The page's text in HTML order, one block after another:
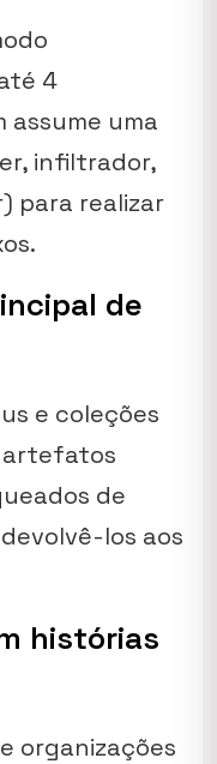
4
assume uma
infiltrador,
para realizar
de
e coleções
artefatos
de
los aos
histórias
organizações